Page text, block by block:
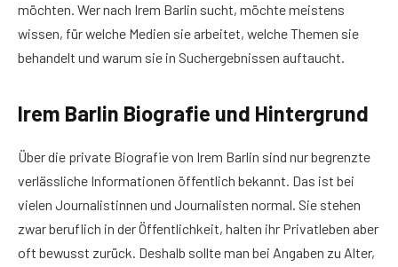
möchten. Wer nach Irem Barlin sucht, möchte meistens
wissen, für welche Medien sie arbeitet, welche Themen sie
behandelt und warum sie in Suchergebnissen auftaucht.
Irem Barlin Biografie und Hintergrund
Über die private Biografie von Irem Barlin sind nur begrenzte
verlässliche Informationen öffentlich bekannt. Das ist bei
vielen Journalistinnen und Journalisten normal. Sie stehen
zwar beruflich in der Öffentlichkeit, halten ihr Privatleben aber
oft bewusst zurück. Deshalb sollte man bei Angaben zu Alter,